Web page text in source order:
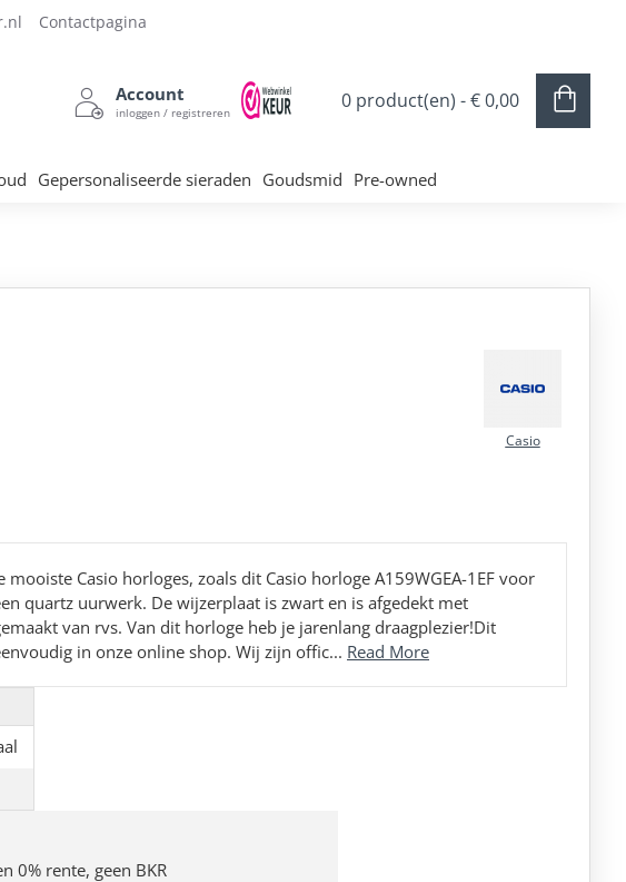
Contactpagina
Account
inloggen / registreren 0 product(en) - € 0,00
Gepersonaliseerde sieraden Goudsmid Pre-owned
Casio
Casio horloges, zoals dit Casio horloge A159WGEA-1EF voor
quartz uurwerk. De wijzerplaat is zwart en is afgedekt met
van rvs. Van dit horloge heb je jarenlang draagplezier!Dit
in onze online shop. Wij zijn offic... Read More
0% rente, geen BKR